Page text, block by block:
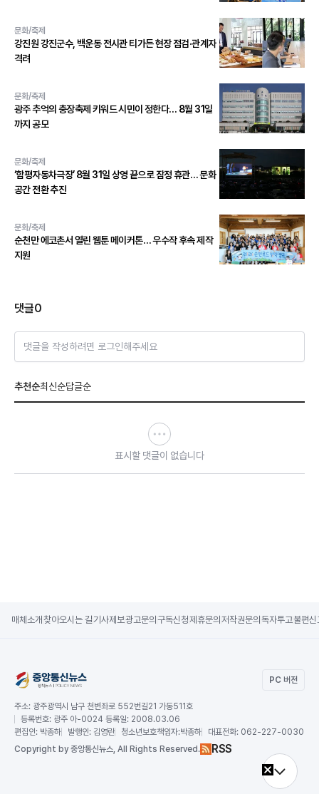
문화/축제
강진원 강진군수, 백운동 전시관 티가든 현장 점검·관계자
격려
문화/축제
광주 추억의 충장축제 키워드 시민이 정한다… 8월 31일
까지 공모
문화/축제
‘함평자동차극장’ 8월 31일 상영 끝으로 잠정 휴관… 문화
공간 전환 추진
문화/축제
순천만 에코촌서 열린 웹툰 메이커톤… 우수작 후속 제작
지원
댓글0
댓글을 작성하려면 로그인해주세요
추천순최신순답글순
표시할 댓글이 없습니다
매체소개 찾아오시는 길기사제보광고문의 구독신청제휴문의 저작권문의 독자투고불편신
PC 버전
주소: 광주광역시 남구 천변좌로 552번길21 가동511호
등록번호: 광주 아-0024 등록일: 2008.03.06
편집인: 박종하 발행인: 김영란 청소년보호책임자:박종하 대표전화: 062-227-0030
Copyright by 중앙통신뉴스, All Rights Reserved. RSS